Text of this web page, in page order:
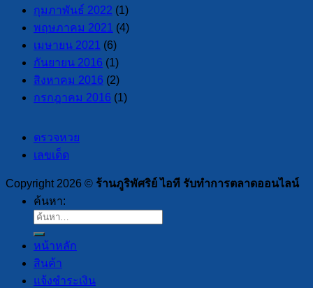
กุมภาพันธ์ 2022 (1)
พฤษภาคม 2021 (4)
เมษายน 2021 (6)
กันยายน 2016 (1)
สิงหาคม 2016 (2)
กรกฎาคม 2016 (1)
ตรวจหวย
เลขเด็ด
Copyright 2026 © ร้านภูริพัศริย์ ไอที รับทำการตลาดออนไลน์
ค้นหา:
หน้าหลัก
สินค้า
แจ้งชำระเงิน